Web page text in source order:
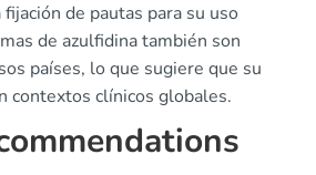
de pautas para su uso
de azulfidina también son
países, lo que sugiere que su
contextos clínicos globales.